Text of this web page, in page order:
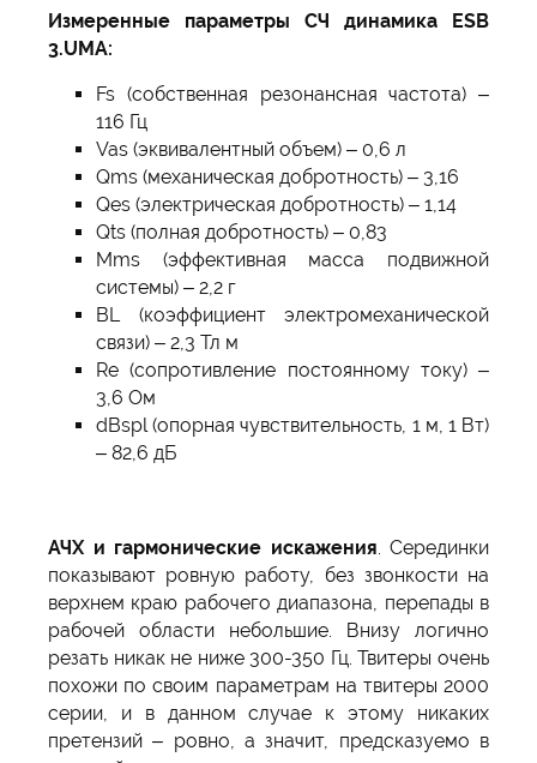
Измеренные параметры СЧ динамика ESB
3.UMA:
Fs (собственная резонансная частота) –
116 Гц
Vas (эквивалентный объем) – 0,6 л
Qms (механическая добротность) – 3,16
Qes (электрическая добротность) – 1,14
Qts (полная добротность) – 0,83
Mms (эффективная масса подвижной
системы) – 2,2 г
BL (коэффициент электромеханической
связи) – 2,3 Тл м
Re (сопротивление постоянному току) –
3,6 Ом
dBspl (опорная чувствительность, 1 м, 1 Вт)
– 82,6 дБ
АЧХ и гармонические искажения . Серединки
показывают ровную работу, без звонкости на
верхнем краю рабочего диапазона, перепады в
рабочей области небольшие. Внизу логично
резать никак не ниже 300-350 Гц. Твитеры очень
похожи по своим параметрам на твитеры 2000
серии, и в данном случае к этому никаких
претензий – ровно, а значит, предсказуемо в